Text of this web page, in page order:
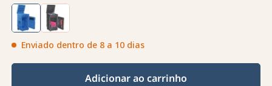
Enviado dentro de 8 a 10 dias
Adicionar ao carrinho